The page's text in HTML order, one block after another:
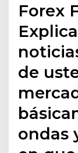
Forex
de
ondas